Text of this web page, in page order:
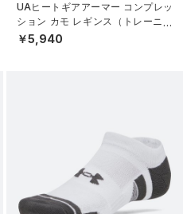
UAヒートギアアーマー コンプレッ
ション カモ レギンス（トレーニン
グ/MEN）
￥5,940